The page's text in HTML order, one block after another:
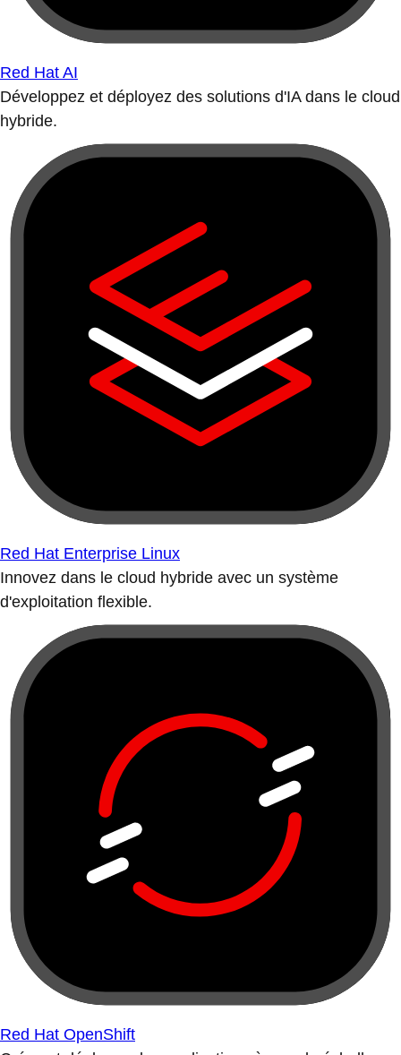
Red Hat AI
Développez et déployez des solutions d'IA dans le cloud
hybride.
Red Hat Enterprise Linux
Innovez dans le cloud hybride avec un système
d'exploitation flexible.
Red Hat OpenShift